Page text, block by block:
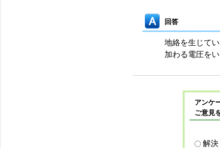
回答
地絡を生じて
加わる電圧を
アンケ
ご意見
解